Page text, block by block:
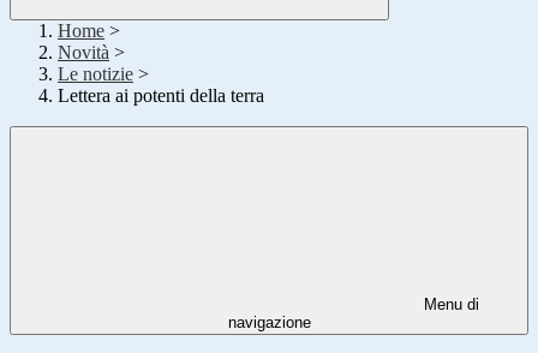
Home >
Novità >
Le notizie >
Lettera ai potenti della terra
Menu di
navigazione